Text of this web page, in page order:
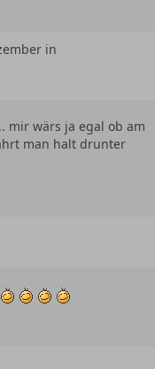
in
mir wärs ja egal ob am
man halt drunter